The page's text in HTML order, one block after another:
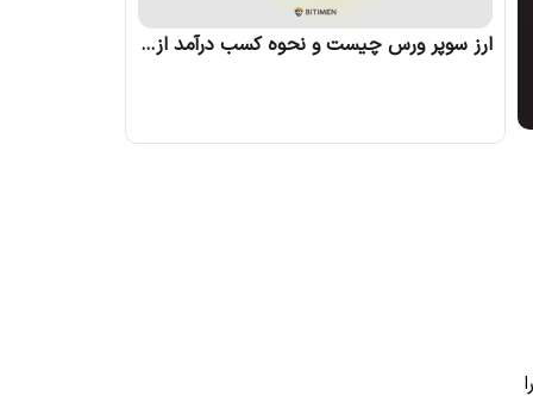
ارز سوپر ورس چیست و نحوه کسب درآمد از آن چگونه است؟